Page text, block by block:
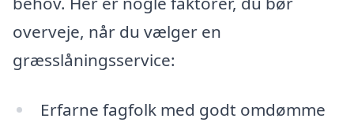
overveje, når du vælger en
græsslåningsservice:
Erfarne fagfolk med godt omdømme